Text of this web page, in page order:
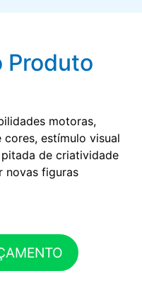
Produto
motoras,
estímulo visual
de criatividade
novas figuras